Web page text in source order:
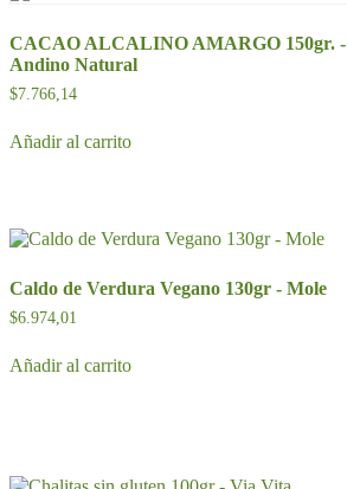
CACAO ALCALINO AMARGO 150gr. -
Andino Natural
$7.766,14
Añadir al carrito
Caldo de Verdura Vegano 130gr - Mole
$6.974,01
Añadir al carrito